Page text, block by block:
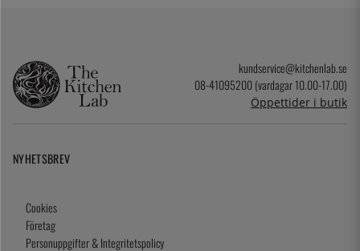
kundservice@kitchenlab.se
08-41095200 (vardagar 10.00-17.00)
Öppettider i butik
NYHETSBREV
Cookies
Företag
Personuppgifter & Integritetspolicy